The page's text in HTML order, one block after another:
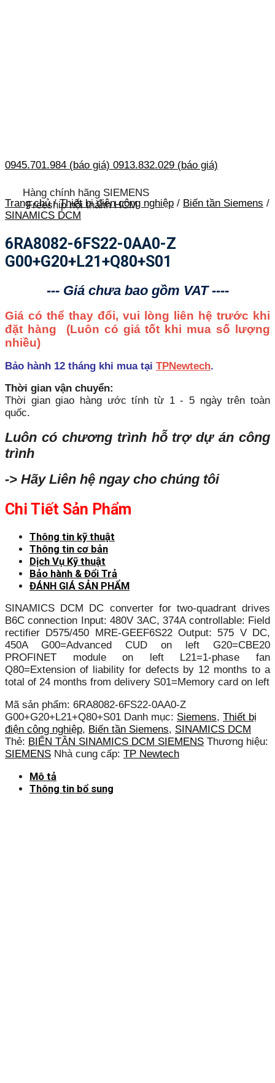
0945.701.984 (báo giá) 0913.832.029 (báo giá)
Hàng chính hãng SIEMENS
Freeship nội thành HCM
Trang chủ / Thiết bị điện công nghiệp / Biến tần Siemens /
SINAMICS DCM
6RA8082-6FS22-0AA0-Z
G00+G20+L21+Q80+S01
--- Giá chưa bao gồm VAT ----
Giá có thể thay đổi, vui lòng liên hệ trước khi
đặt hàng (Luôn có giá tốt khi mua số lượng
nhiều)
Bảo hành 12 tháng khi mua tại TPNewtech.
Thời gian vận chuyển:
Thời gian giao hàng ước tính từ 1 - 5 ngày trên toàn
quốc.
Luôn có chương trình hỗ trợ dự án công
trình
-> Hãy Liên hệ ngay cho chúng tôi
Chi Tiết Sản Phẩm
Thông tin kỹ thuật
Thông tin cơ bản
Dịch Vụ Kỹ thuật
Bảo hành & Đổi Trả
ĐÁNH GIÁ SẢN PHẨM
SINAMICS DCM DC converter for two-quadrant drives
B6C connection Input: 480V 3AC, 374A controllable: Field
rectifier D575/450 MRE-GEEF6S22 Output: 575 V DC,
450A G00=Advanced CUD on left G20=CBE20
PROFINET module on left L21=1-phase fan
Q80=Extension of liability for defects by 12 months to a
total of 24 months from delivery S01=Memory card on left
Mã sản phẩm: 6RA8082-6FS22-0AA0-Z
G00+G20+L21+Q80+S01 Danh mục: Siemens, Thiết bị
điện công nghiệp, Biến tần Siemens, SINAMICS DCM
Thẻ: BIẾN TẦN SINAMICS DCM SIEMENS Thương hiệu:
SIEMENS Nhà cung cấp: TP Newtech
Mô tả
Thông tin bổ sung